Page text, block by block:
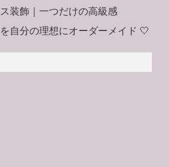
装飾｜一つだけの高級感
自分の理想にオーダーメイド 🤍